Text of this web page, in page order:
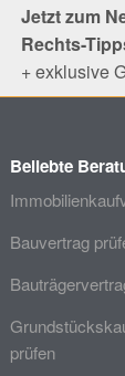
Jetzt zum
Rechts-
+ exklusive
Beliebte
Bauvertrag
prüfen